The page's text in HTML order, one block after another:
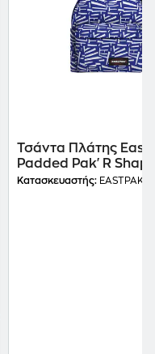
Τσάντα Πλάτης
Padded Pak'R
Κατασκευαστής: EASTPAK